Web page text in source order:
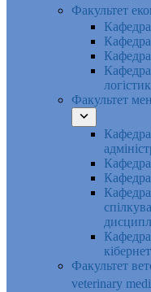
Факультет
Факультет
Кафедра
Факультет
veterinary